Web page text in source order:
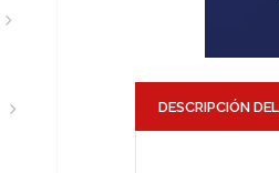
DESCRIPCIÓN